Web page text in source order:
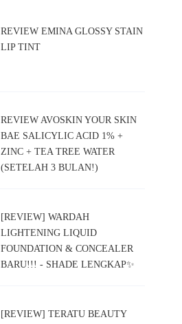
REVIEW EMINA GLOSSY STAIN
LIP TINT
REVIEW AVOSKIN YOUR SKIN
BAE SALICYLIC ACID 1% +
ZINC + TEA TREE WATER
(SETELAH 3 BULAN!)
[REVIEW] WARDAH
LIGHTENING LIQUID
FOUNDATION & CONCEALER
BARU!!! - SHADE LENGKAP✨
[REVIEW] TERATU BEAUTY